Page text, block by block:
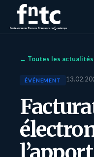
← Toutes les actualités
ÉVÉNEMENT